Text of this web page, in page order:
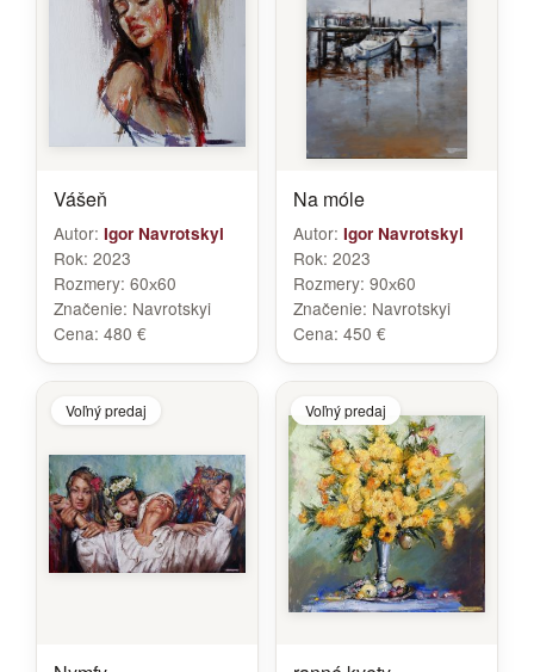
Vášeň
Autor: Igor Navrotskyi
Rok: 2023
Rozmery: 60х60
Značenie: Navrotskyi
Cena: 480 €
Na móle
Autor: Igor Navrotskyi
Rok: 2023
Rozmery: 90х60
Značenie: Navrotskyi
Cena: 450 €
Voľný predaj Voľný predaj